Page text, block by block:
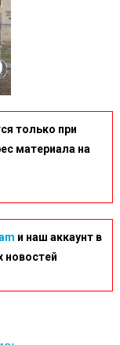
только при
материала на
и наш аккаунт в
новостей